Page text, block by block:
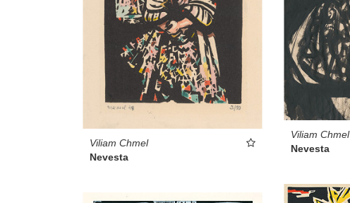
Viliam Chmel
Nevesta
Viliam Chmel
Nevesta